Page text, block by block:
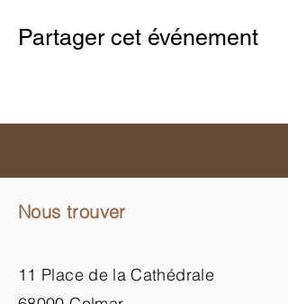
Partager cet événement
Nous trouver
11 Place de la Cathédrale